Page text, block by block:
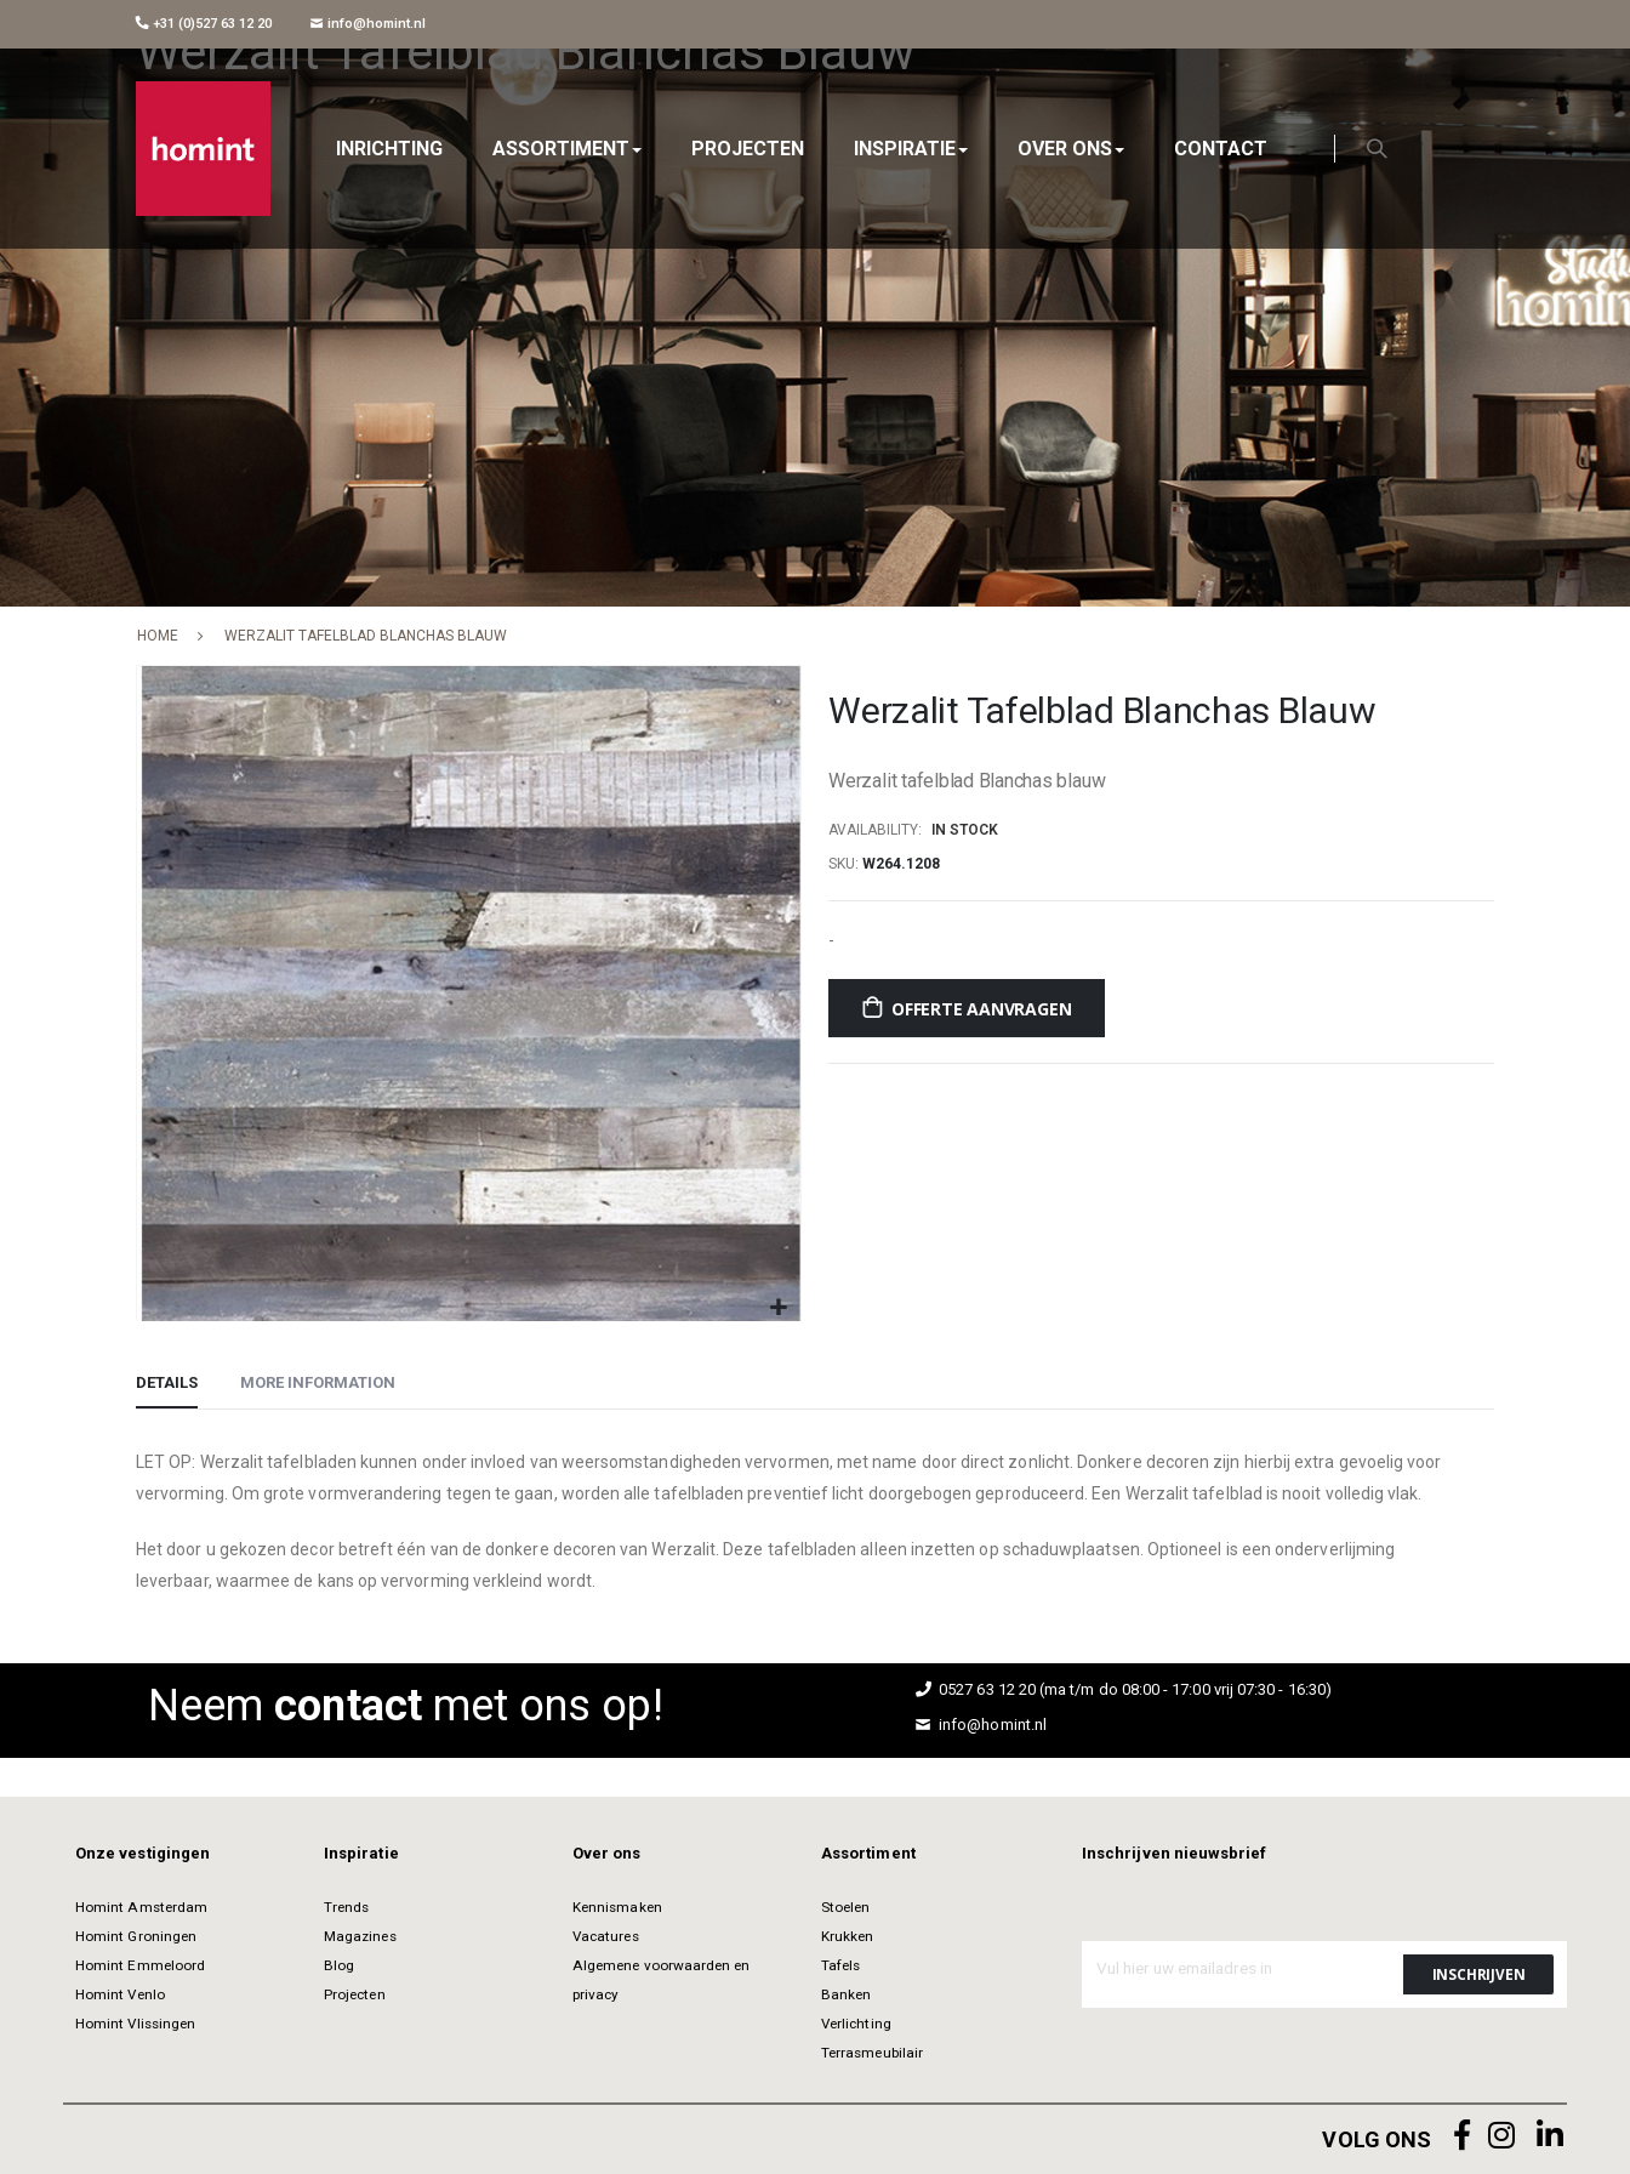
+31 (0)527 63 12 20 info@homint.nl
INRICHTING ASSORTIMENT PROJECTEN INSPIRATIE OVER ONS CONTACT
Werzalit Tafelblad Blanchas Blauw
HOME WERZALIT TAFELBLAD BLANCHAS BLAUW
Skip
to
the
of
the
images
gallery
the
of
gallery
Werzalit Tafelblad Blanchas Blauw
Werzalit tafelblad Blanchas blauw
AVAILABILITY:
IN STOCK
SKU W264.1208
-
OFFERTE AANVRAGEN
DETAILS
LET OP: Werzalit tafelbladen kunnen onder invloed van weersomstandigheden vervormen, met name door direct zonlicht. Donkere decoren zijn hierbij extra gevoelig voor
vervorming. Om grote vormverandering tegen te gaan, worden alle tafelbladen preventief licht doorgebogen geproduceerd. Een Werzalit tafelblad is nooit volledig vlak.
Het door u gekozen decor betreft één van de donkere decoren van Werzalit. Deze tafelbladen alleen inzetten op schaduwplaatsen. Optioneel is een onderverlijming
leverbaar, waarmee de kans op vervorming verkleind wordt.
MORE INFORMATION
Neem contactmet ons op!
0527 63 12 20 (ma t/m do 08:00 - 17:00 vrij 07:30 - 16:30)
info@homint.nl
Onze vestigingen
Homint Amsterdam
Homint Groningen
Homint Emmeloord
Homint Venlo
Homint Vlissingen
Inspiratie
Trends
Magazines
Blog
Projecten
Over ons
Kennismaken
Vacatures
Algemene voorwaarden en
privacy
Assortiment
Stoelen
Krukken
Tafels
Banken
Verlichting
Terrasmeubilair
Inschrijven nieuwsbrief
VOLG ONS